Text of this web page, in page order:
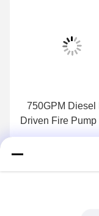
750GPM Diesel Engine
Driven Fire Pump
Fighting